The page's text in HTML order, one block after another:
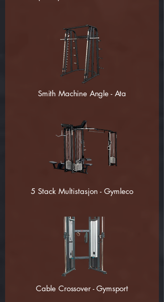
Smith Machine Angle - Ata
5 Stack Multistasjon - Gymleco
Cable Crossover - Gymsport